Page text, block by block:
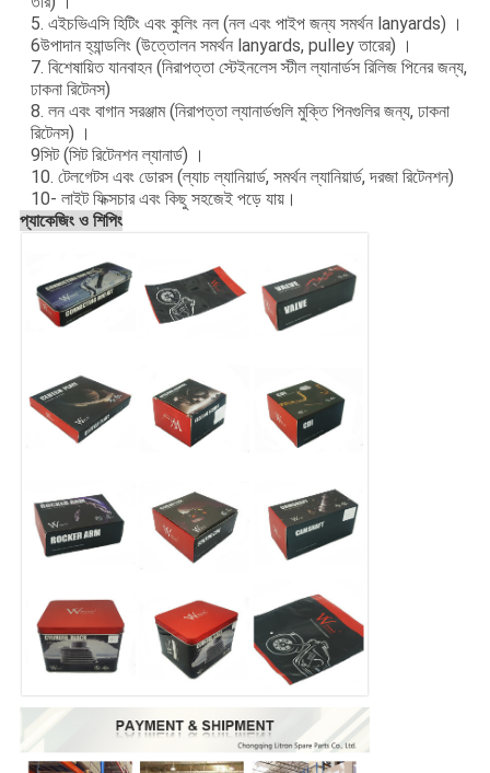
5. এইচভিএসি হিটিং এবং কুলিং নল (নল এবং পাইপ জন্য সমর্থন lanyards) ।
6উপাদান হ্যান্ডলিং (উত্তোলন সমর্থন lanyards, pulley তারের) ।
7. বিশেষায়িত যানবাহন (নিরাপত্তা স্টেইনলেস স্টীল ল্যানার্ডস রিলিজ পিনের জন্য,
ঢাকনা রিটেনস)
8. লন এবং বাগান সরঞ্জাম (নিরাপত্তা ল্যানার্ডগুলি মুক্তি পিনগুলির জন্য, ঢাকনা
রিটেনস) ।
9সিট (সিট রিটেনশন ল্যানার্ড) ।
10. টেলগেটস এবং ডোরস (ল্যাচ ল্যানিয়ার্ড, সমর্থন ল্যানিয়ার্ড, দরজা রিটেনশন)
10- লাইট ফিক্সচার এবং কিছু সহজেই পড়ে যায়।
প্যাকেজিং ও শিপিং